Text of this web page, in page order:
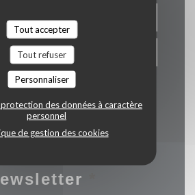
Tout accepter
Tout refuser
Personnaliser
des données à caractère
personnel
de gestion des cookies
RÉSERVER
PRIVATISER